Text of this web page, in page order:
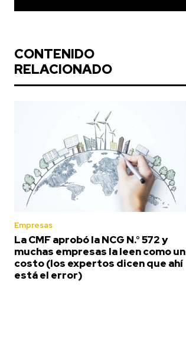
CONTENIDO
RELACIONADO
Empresas
La CMF aprobó la NCG N.° 572 y
muchas empresas la leen como un
costo (los expertos dicen que ahí
está el error)